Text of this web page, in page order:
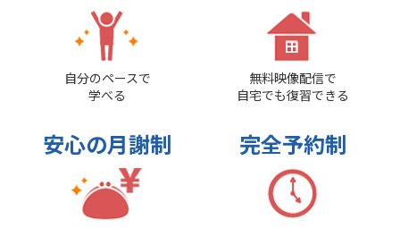
自分のペースで
学べる
無料映像配信で
自宅でも復習できる
安心の月謝制 完全予約制